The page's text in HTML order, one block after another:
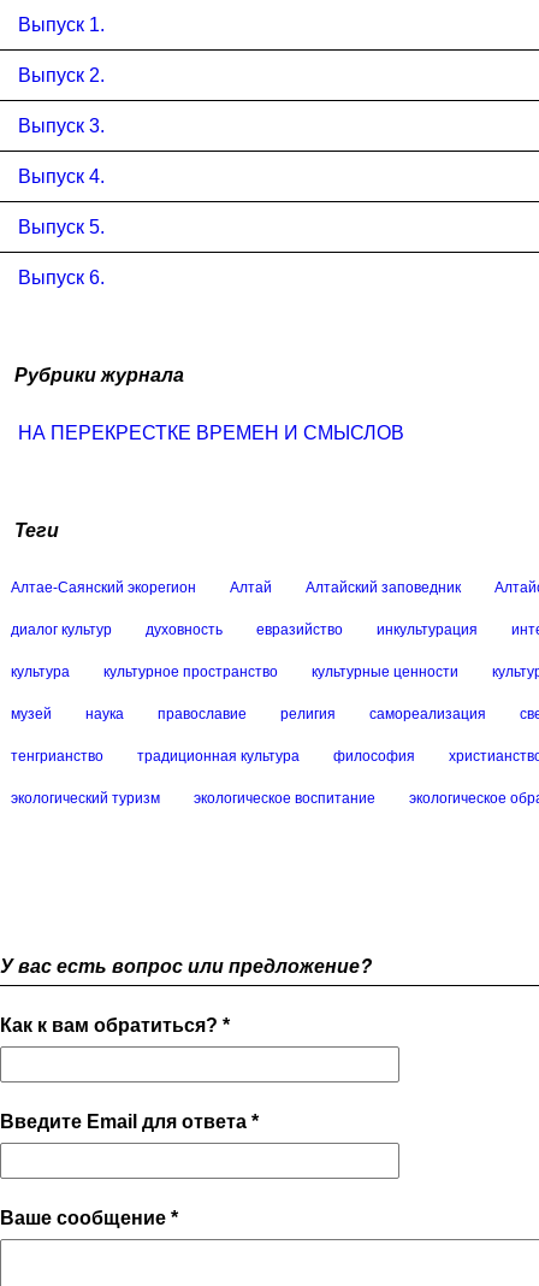
Выпуск 1.
Выпуск 2.
Выпуск 3.
Выпуск 4.
Выпуск 5.
Выпуск 6.
Рубрики журнала
НА ПЕРЕКРЕСТКЕ ВРЕМЕН И СМЫСЛОВ
Теги
Алтае-Саянский экорегион Алтай Алтайский заповедник
диалог культур духовность евразийство инкультурация
культура культурное пространство культурные ценности
музей наука православие религия самореализация
тенгрианство традиционная культура философия
экологический туризм экологическое воспитание экологическое
У вас есть вопрос или предложение?
Как к вам обратиться? *
Введите Email для ответа *
Ваше сообщение *